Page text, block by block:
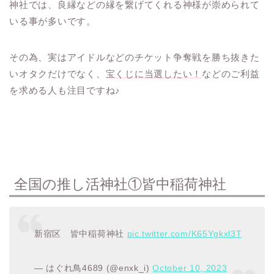
神社では、良縁などの縁を繋げてくれる神様が崇められて
いる事が多いです。
その為、実はアイドルなどのチケット争奪戦を勝ち抜きた
いオタクだけでなく、 宝くじに当選したい！ などのご利益
を求める人も注目ですね♪
全国の推し活神社①皆中稲荷神社
新宿区 皆中稲荷神社 pic.twitter.com/K65Ygkxl3T
— はぐれ鳥4689 (@enxk_i)October 10, 2023